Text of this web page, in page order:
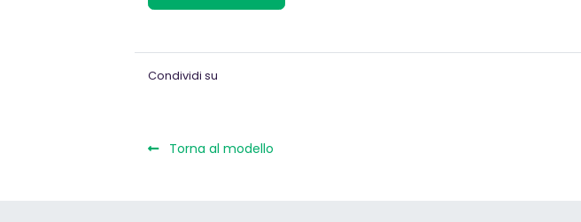
Condividi su
Torna al modello